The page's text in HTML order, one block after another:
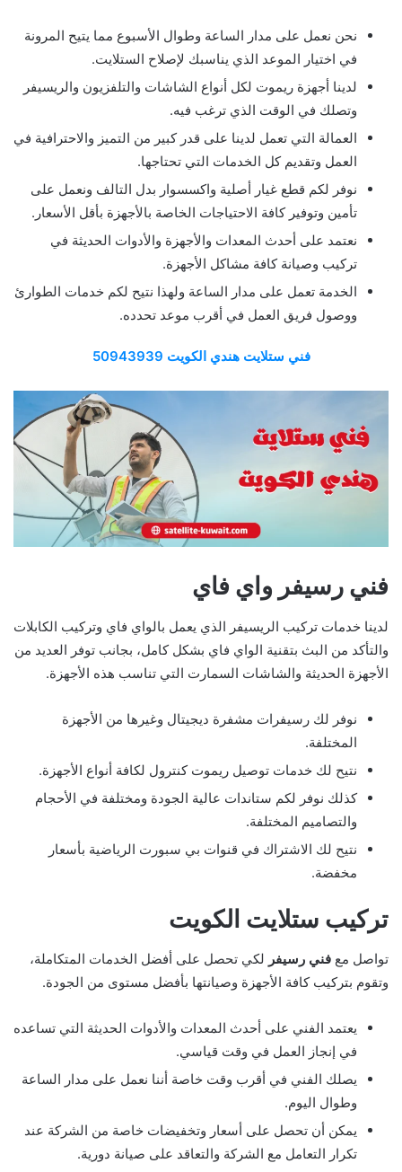
نحن نعمل على مدار الساعة وطوال الأسبوع مما يتيح المرونة
في اختيار الموعد الذي يناسبك لإصلاح الستلايت.
لدينا أجهزة ريموت لكل أنواع الشاشات والتلفزيون والريسيفر
وتصلك في الوقت الذي ترغب فيه.
العمالة التي تعمل لدينا على قدر كبير من التميز والاحترافية في
العمل وتقديم كل الخدمات التي تحتاجها.
نوفر لكم قطع غيار أصلية واكسسوار بدل التالف ونعمل على
تأمين وتوفير كافة الاحتياجات الخاصة بالأجهزة بأقل الأسعار.
نعتمد على أحدث المعدات والأجهزة والأدوات الحديثة في
تركيب وصيانة كافة مشاكل الأجهزة.
الخدمة تعمل على مدار الساعة ولهذا نتيح لكم خدمات الطوارئ
ووصول فريق العمل في أقرب موعد تحدده.
فني ستلايت هندي الكويت 50943939
فني رسيفر واي فاي
لدينا خدمات تركيب الريسيفر الذي يعمل بالواي فاي وتركيب الكابلات
والتأكد من البث بتقنية الواي فاي بشكل كامل، بجانب توفر العديد من
الأجهزة الحديثة والشاشات السمارت التي تناسب هذه الأجهزة.
نوفر لك رسيفرات مشفرة ديجيتال وغيرها من الأجهزة
المختلفة.
نتيح لك خدمات توصيل ريموت كنترول لكافة أنواع الأجهزة.
كذلك نوفر لكم ستاندات عالية الجودة ومختلفة في الأحجام
والتصاميم المختلفة.
نتيح لك الاشتراك في قنوات بي سبورت الرياضية بأسعار
مخفضة.
تركيب ستلايت الكويت
تواصل مع فني رسيفر لكي تحصل على أفضل الخدمات المتكاملة،
وتقوم بتركيب كافة الأجهزة وصيانتها بأفضل مستوى من الجودة.
يعتمد الفني على أحدث المعدات والأدوات الحديثة التي تساعده
في إنجاز العمل في وقت قياسي.
يصلك الفني في أقرب وقت خاصة أننا نعمل على مدار الساعة
وطوال اليوم.
يمكن أن تحصل على أسعار وتخفيضات خاصة من الشركة عند
تكرار التعامل مع الشركة والتعاقد على صيانة دورية.